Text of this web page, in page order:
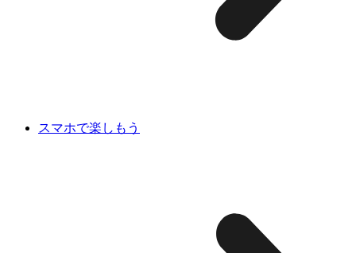
スマホで楽しもう